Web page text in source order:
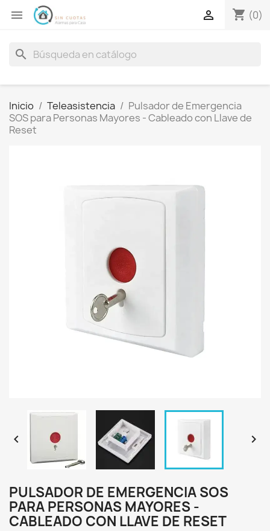
 shopping_cart (0)

search
Inicio Teleasistencia
Pulsador de Emergencia
SOS para Personas Mayores - Cableado con Llave de
Reset
 
PULSADOR DE EMERGENCIA SOS
PARA PERSONAS MAYORES -
CABLEADO CON LLAVE DE RESET